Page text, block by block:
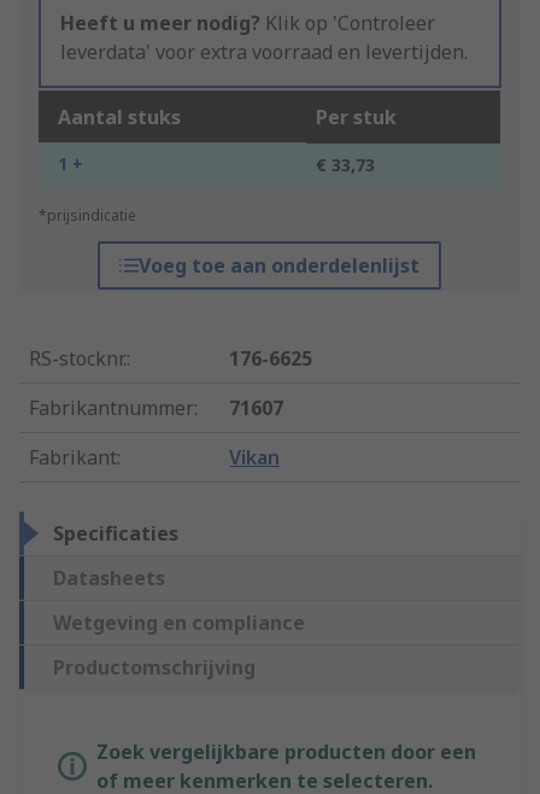
Heeft u meer nodig? Klik op 'Controleer
leverdata' voor extra voorraad en levertijden.
Aantal stuks Per stuk
1 + € 33,73
*prijsindicatie
Voeg toe aan onderdelenlijst
RS-stocknr.:
176-6625
Fabrikantnummer:
71607
Fabrikant: Vikan
Specificaties
Datasheets
Wetgeving en compliance
Productomschrijving
Zoek vergelijkbare producten door een
of meer kenmerken te selecteren.